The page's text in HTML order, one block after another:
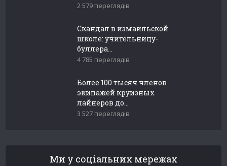
2 579 переглядів
Скандал в измаильской
школе: учительницу-
буллера...
4 785 переглядів
Более 100 тысяч членов
экипажей круизных
лайнеров до...
3 527 переглядів
Ми у соціальних мережах